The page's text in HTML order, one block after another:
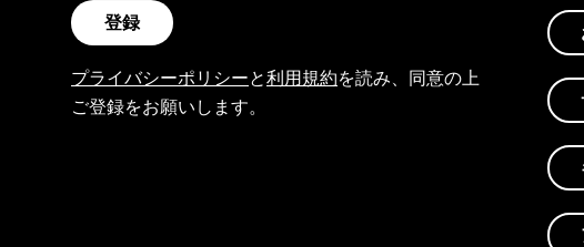
登録
プライバシーポリシーと利用規約を読み、同意の上
ご登録をお願いします。